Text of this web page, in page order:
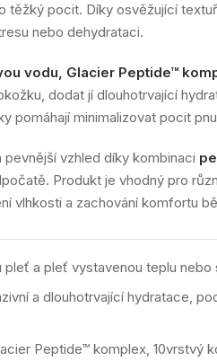
těžký pocit. Díky osvěžující
nebo dehydrataci.
vodu, Glacier Peptide™
dodat jí dlouhotrvající
pomáhají minimalizovat pocit
vzhled díky kombinaci
Produkt je vhodný pro
vlhkosti a zachování komfortu
pleť a pleť vystavenou teplu nebo
a dlouhotrvající hydratace,
Peptide™ komplex, 10vrstvý